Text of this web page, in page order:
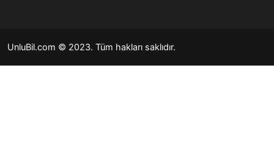
UnluBil.com © 2023. Tüm hakları saklıdır.